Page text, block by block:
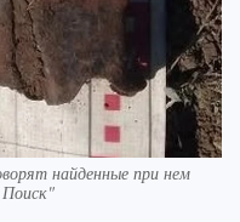
найденные при нем